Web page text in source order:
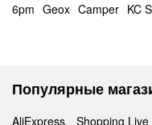
6pm Geox Camper KC
Популярные
AliExpress Shopping Live